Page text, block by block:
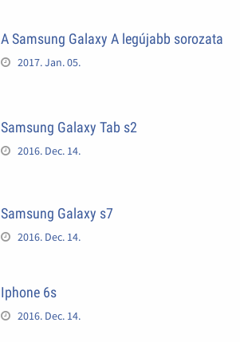
A Samsung Galaxy A legújabb sorozata
2017. Jan. 05.
Samsung Galaxy Tab s2
2016. Dec. 14.
Samsung Galaxy s7
2016. Dec. 14.
Iphone 6s
2016. Dec. 14.